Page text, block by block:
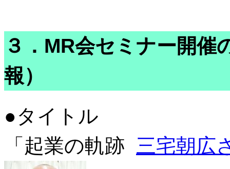
３．MR会セミナー開
報）
●タイトル
「起業の軌跡 三宅朝広